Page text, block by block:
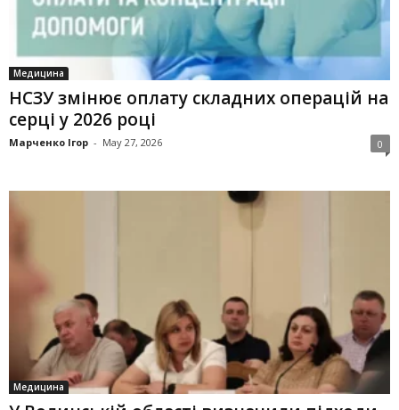
Медицина
НСЗУ змінює оплату складних операцій на
серці у 2026 році
Марченко Ігор - May 27, 2026 0
Медицина